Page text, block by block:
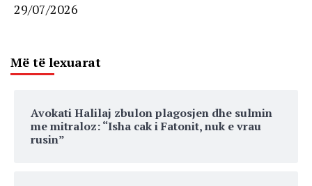
29/07/2026
Më të lexuarat
Avokati Halilaj zbulon plagosjen dhe sulmin
me mitraloz: “Isha cak i Fatonit, nuk e vrau
rusin”